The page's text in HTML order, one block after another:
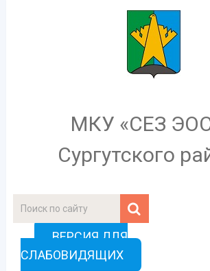
МКУ «СЕЗ
Сургутского
ВЕРСИЯ ДЛЯ
СЛАБОВИДЯЩИХ